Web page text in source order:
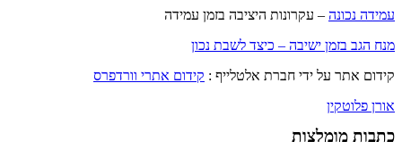
עמידה נכונה – עקרונות היציבה בזמן עמידה
מנח הגב בזמן ישיבה – כיצד לשבת נכון
קידום אתר על ידי חברת אלטלייף : קידום אתרי וורדפרס
אורן פלוטקין
כתבות מומלצות